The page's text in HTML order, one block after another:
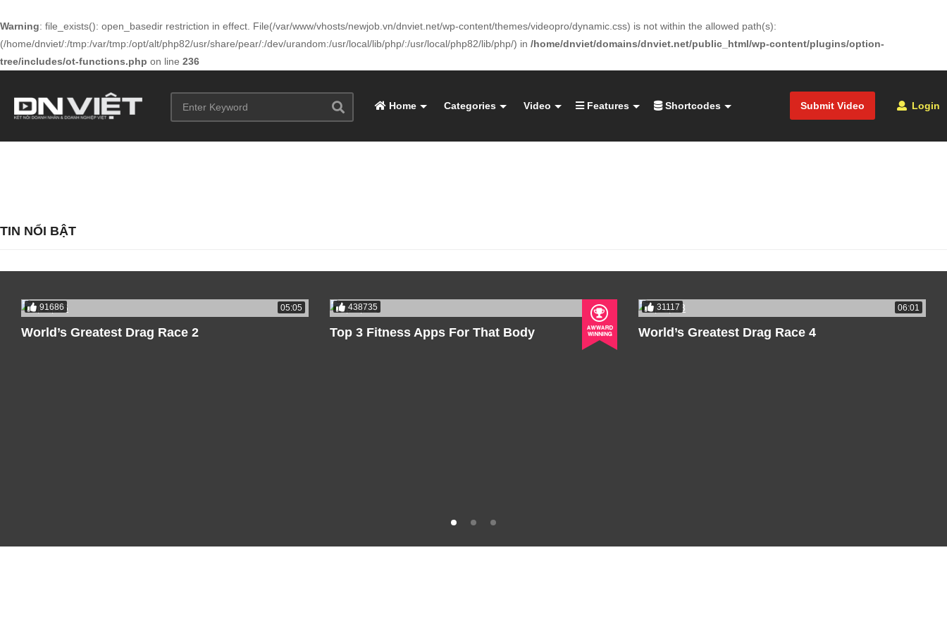
Warning: file_exists(): open_basedir restriction in effect. File(/var/www/vhosts/newjob.vn/dnviet.net/wp-content/themes/videopro/dynamic.css) is not within the allowed path(s):
(/home/dnviet/:/tmp:/var/tmp:/opt/alt/php82/usr/share/pear/:/dev/urandom:/usr/local/lib/php/:/usr/local/php82/lib/php/) in /home/dnviet/domains/dnviet.net/public_html/wp-content/plugins/option-
tree/includes/ot-functions.php on line 236
Submit Video Login
Home Categories Video Features Shortcodes
TIN NỔI BẬT
91686 05:05
World’s Greatest Drag Race 2
438735 05:05
Top 3 Fitness Apps For That Body
31117 06:01
World’s Greatest Drag Race 4